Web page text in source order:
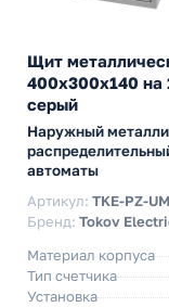
Щит
400х300х140 на
серый
Наружный
автоматы
Артикул: TKE-PZ-
Бренд: Tokov
Материал корпуса
Тип счетчика
Установка